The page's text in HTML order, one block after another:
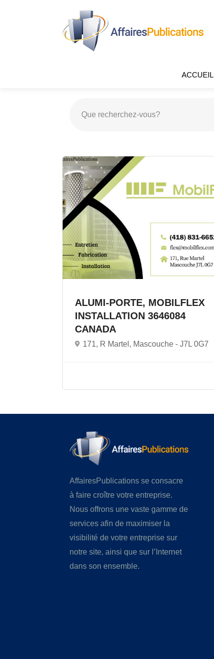
ACCUEIL
ALUMI-PORTE, MOBILFLEX
INSTALLATION 3646084
CANADA
171, R Martel, Mascouche - J7L 0G7
AffairesPublications se consacre
à faire croître votre entreprise.
Nous offrons une vaste gamme de
services afin de maximiser la
visibilité de votre entreprise sur
notre site, ainsi que sur l’Internet
dans son ensemble.